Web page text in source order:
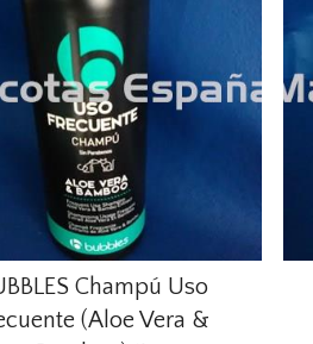
Champú Uso
(Aloe Vera &